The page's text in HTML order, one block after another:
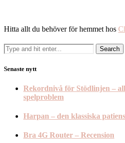
Hitta allt du behöver för hemmet hos
Senaste nytt
Rekordnivå för Stödlinjen –
spelproblem
Harpan – den klassiska
Bra 4G Router – Recension